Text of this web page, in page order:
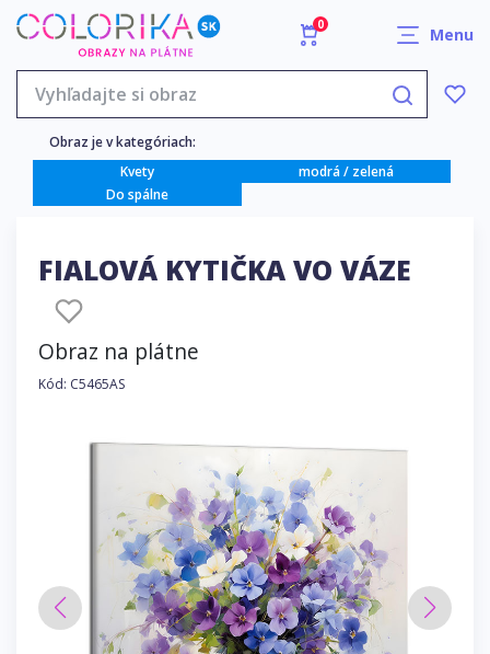
0 Menu
Obraz je v kategóriach:
Kvety
modrá / zelená
Do spálne
FIALOVÁ KYTIČKA VO VÁZE
Obraz na plátne
Kód: C5465AS